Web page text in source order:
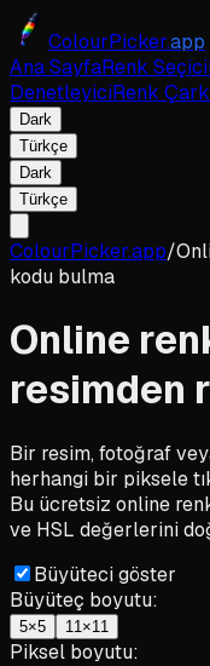
ColourPicker.app
Ana SayfaRenk Seçici
DenetleyiciRenk
Dark
Türkçe
Dark
Türkçe
ColourPicker.app/
kodu bulma
Online
resimden
Bir resim, fotoğraf
herhangi bir piksele
Bu ücretsiz online
ve HSL değerlerini
Büyüteci göster
Büyüteç boyutu:
5×5 11×11
Piksel boyutu: